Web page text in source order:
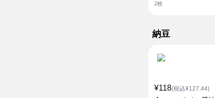
2枚
納豆
¥118(税込¥127.44)